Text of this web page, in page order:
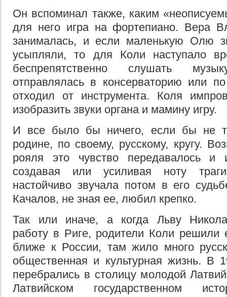
Он вспоминал также, каким
для него игра на фортепиано. Вера
занималась, и если маленькую Олю
усыпляли, то для Коли наступало
беспрепятственно слушать
отправлялась в консерваторию или
отходил от инструмента. Коля
изобразить звуки органа и мамину игру.
И все было бы ничего, если бы не
родине, по своему, русскому, кругу.
рояля это чувство передавалось
создавая или усиливая ноту
настойчиво звучала потом в его
Качалов, не зная ее, любил крепко.
Так или иначе, а когда Льву
работу в Риге, родители Коли решили
ближе к России, там жило много
общественная и культурная жизнь. В
перебрались в столицу молодой
Латвийском государственном